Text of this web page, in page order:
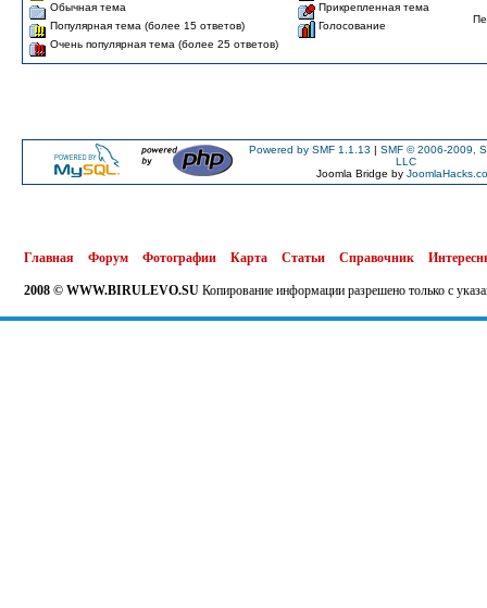
Обычная тема
Популярная тема (более 15 ответов)
Очень популярная тема (более 25 ответов)
Прикрепленная тема
Голосование
Powered by SMF 1.1.13 | SMF © 2006-2009,
LLC
Joomla Bridge by
Главная Форум Фотографии Карта Статьи Справочник
2008 © WWW.BIRULEVO.SU Копирование информации разрешено только с